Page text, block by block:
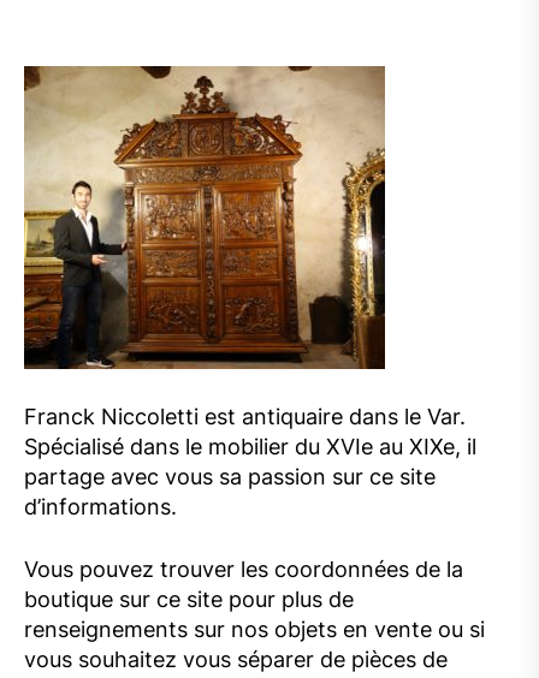
Franck Niccoletti est antiquaire dans le Var.
Spécialisé dans le mobilier du XVIe au XIXe, il
partage avec vous sa passion sur ce site
d’informations.
Vous pouvez trouver les coordonnées de la
boutique sur ce site pour plus de
renseignements sur nos objets en vente ou si
vous souhaitez vous séparer de pièces de